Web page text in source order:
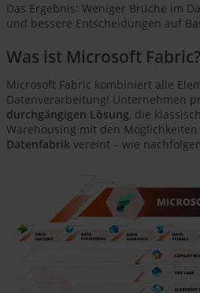
Das Ergebnis: Weniger Brüche im
und bessere Entscheidungen auf
Was ist Microsoft Fabric?
Microsoft Fabric kombiniert alle
Datenverarbeitung! Unternehmen
durchgängigen Lösung, die
Warehousing mit den
Datenfabrik vereint – wie